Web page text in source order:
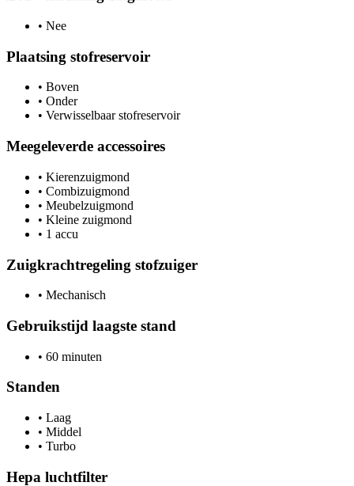
• Nee
Plaatsing stofreservoir
• Boven
• Onder
• Verwisselbaar stofreservoir
Meegeleverde accessoires
• Kierenzuigmond
• Combizuigmond
• Meubelzuigmond
• Kleine zuigmond
• 1 accu
Zuigkrachtregeling stofzuiger
• Mechanisch
Gebruikstijd laagste stand
• 60 minuten
Standen
• Laag
• Middel
• Turbo
Hepa luchtfilter